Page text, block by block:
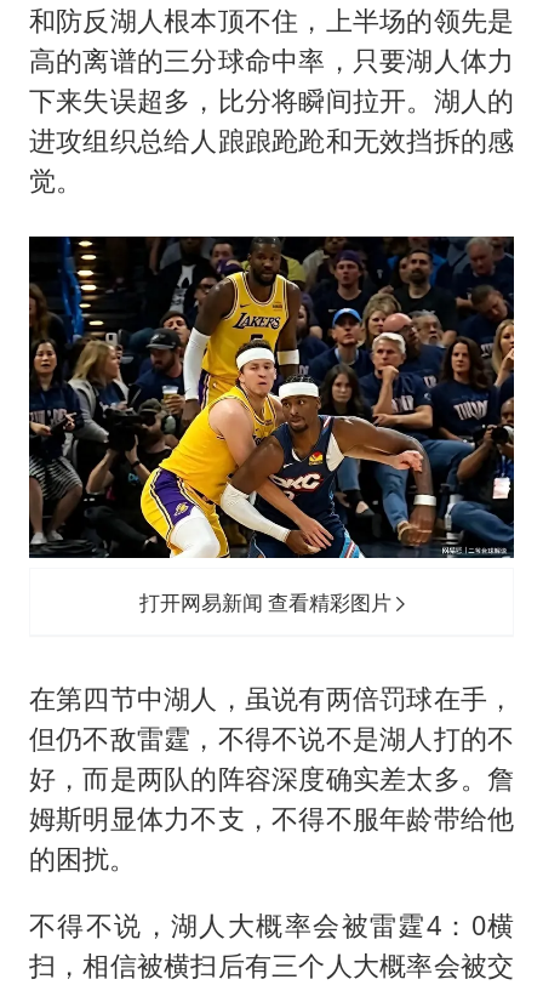
和防反湖人根本顶不住，上半场的领先是
高的离谱的三分球命中率，只要湖人体力
下来失误超多，比分将瞬间拉开。湖人的
进攻组织总给人踉踉跄跄和无效挡拆的感
觉。
打开网易新闻 查看精彩图片
在第四节中湖人，虽说有两倍罚球在手，
但仍不敌雷霆，不得不说不是湖人打的不
好，而是两队的阵容深度确实差太多。詹
姆斯明显体力不支，不得不服年龄带给他
的困扰。
不得不说，湖人大概率会被雷霆4：0横
扫，相信被横扫后有三个人大概率会被交